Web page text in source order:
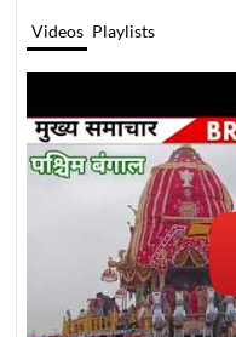
Videos Playlists